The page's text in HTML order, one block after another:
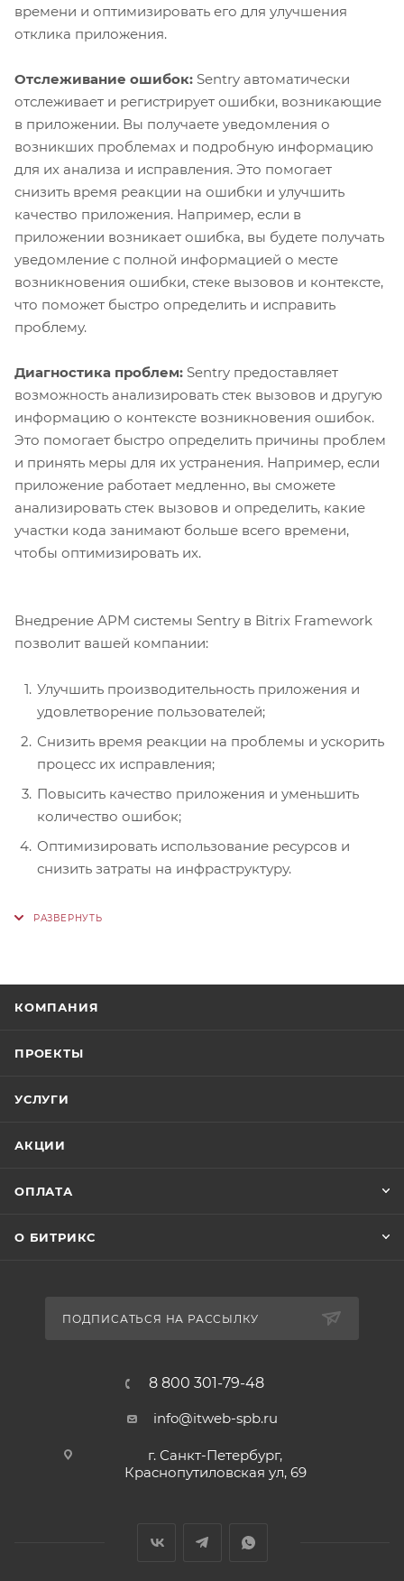
времени и оптимизировать его для улучшения
отклика приложения.
Отслеживание ошибок: Sentry автоматически
отслеживает и регистрирует ошибки, возникающие
в приложении. Вы получаете уведомления о
возникших проблемах и подробную информацию
для их анализа и исправления. Это помогает
снизить время реакции на ошибки и улучшить
качество приложения. Например, если в
приложении возникает ошибка, вы будете получать
уведомление с полной информацией о месте
возникновения ошибки, стеке вызовов и контексте,
что поможет быстро определить и исправить
проблему.
Диагностика проблем: Sentry предоставляет
возможность анализировать стек вызовов и другую
информацию о контексте возникновения ошибок.
Это помогает быстро определить причины проблем
и принять меры для их устранения. Например, если
приложение работает медленно, вы сможете
анализировать стек вызовов и определить, какие
участки кода занимают больше всего времени,
чтобы оптимизировать их.
Внедрение APM системы Sentry в Bitrix Framework
позволит вашей компании:
Улучшить производительность приложения и
удовлетворение пользователей;
Снизить время реакции на проблемы и ускорить
процесс их исправления;
Повысить качество приложения и уменьшить
количество ошибок;
Оптимизировать использование ресурсов и
снизить затраты на инфраструктуру.
КОМПАНИЯ
ПРОЕКТЫ
УСЛУГИ
АКЦИИ
ОПЛАТА
О БИТРИКС
ПОДПИСАТЬСЯ НА РАССЫЛКУ
8 800 301-79-48
info@itweb-spb.ru
г. Санкт-Петербург,
Краснопутиловская ул, 69